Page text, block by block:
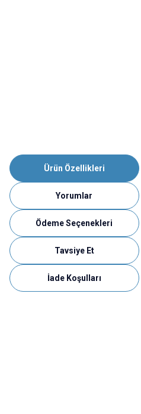
Ürün Özellikleri
Yorumlar
Ödeme Seçenekleri
Tavsiye Et
İade Koşulları